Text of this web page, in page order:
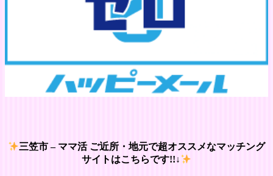
三笠市 – ママ活 ご近所・地元で超オススメなマッチング
サイトはこちらです!!↓